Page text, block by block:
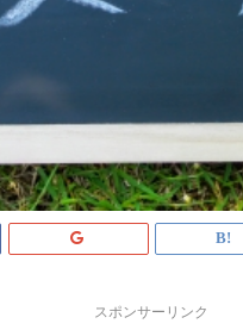
スポンサーリンク